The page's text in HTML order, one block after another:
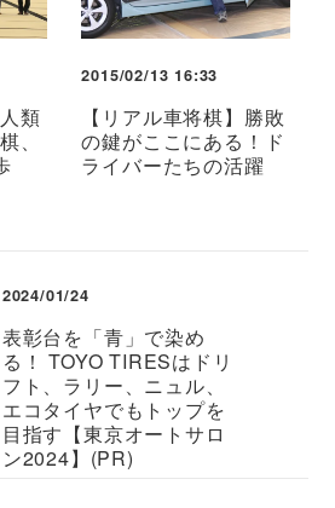
類
、
2015/02/13 16:33
【リアル車将棋】勝敗
の鍵がここにある！ド
ライバーたちの活躍
2024/01/24
表彰台を「青」で染め
る！ TOYO TIRESはドリ
フト、ラリー、ニュル、
エコタイヤでもトップを
目指す【東京オートサロ
ン2024】(PR)